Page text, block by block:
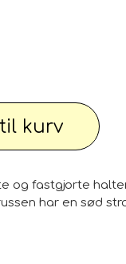
Have
og knallert
kurv
og fastgjorte
har en sød